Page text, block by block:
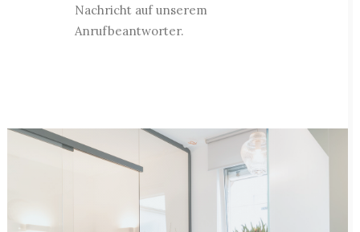
Nachricht auf unserem
Anrufbeantworter.